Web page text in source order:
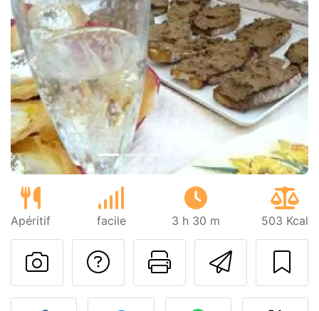
Précédent
Apéritif facile 3 h 30 m 503 Kcal
Imprimer
Poser une
Publier votre photo de